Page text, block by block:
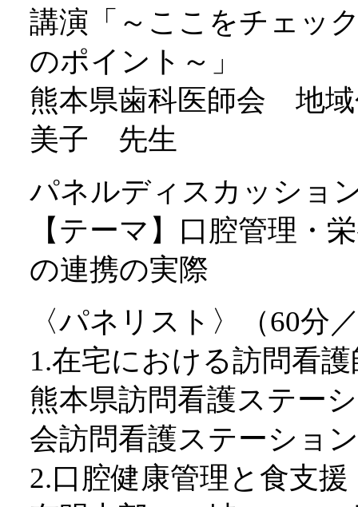
講演「～ここをチェッ
のポイント～」
熊本県歯科医師会 地
美子 先生
パネルディスカッショ
【テーマ】口腔管理・
の連携の実際
〈パネリスト〉（60分
1.在宅における訪問看
熊本県訪問看護ステー
会訪問看護ステーシ
2.口腔健康管理と